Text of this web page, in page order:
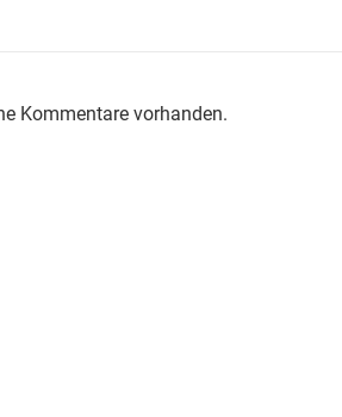
Kommentare vorhanden.